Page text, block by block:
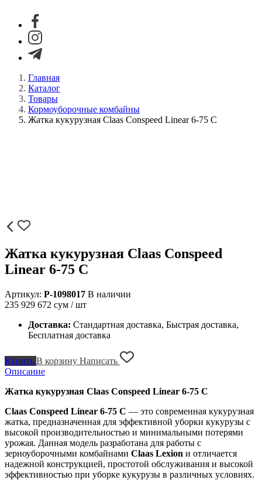
Главная
Каталог
Товары
Кормоуборочные комбайны
Жатка кукурузная Claas Conspeed Linear 6-75 C
Жатка кукурузная Claas Conspeed
Linear 6-75 C
Артикул: P-1098017 В наличии
235 929 672 сум / шт
Доставка: Стандартная доставка, Быстрая доставка,
Бесплатная доставка
Купить В корзину Написать
Описание
Жатка кукурузная Claas Conspeed Linear 6-75 C
Claas Conspeed Linear 6-75 C — это современная кукурузная
жатка, предназначенная для эффективной уборки кукурузы с
высокой производительностью и минимальными потерями
урожая. Данная модель разработана для работы с
зерноуборочными комбайнами Claas Lexion и отличается
надежной конструкцией, простотой обслуживания и высокой
эффективностью при уборке кукурузы в различных условиях.